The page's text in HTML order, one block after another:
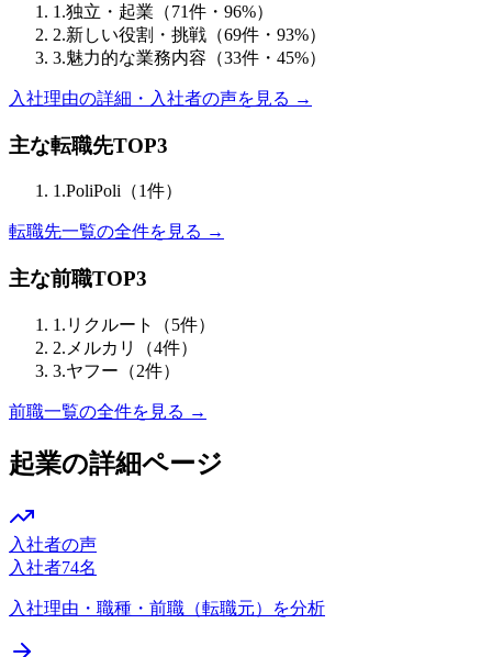
1 .独立・起業 （71件・ 96%）
2.新しい役割・挑戦 （69件・ 93%）
3.魅力的な業務内容 （33件・ 45%）
入社理由の詳細・入社者の声を見る →
主な転職先TOP3
1.PoliPoli （1件）
転職先一覧の全件を見る →
主な前職TOP3
1 . リクルート （5件）
2. メルカリ （4件）
3.ヤフー （2件）
前職一覧の全件を見る →
起業の詳細ページ
入社者の声
入社者74名
入社理由・職種・前職（転職元）を分析